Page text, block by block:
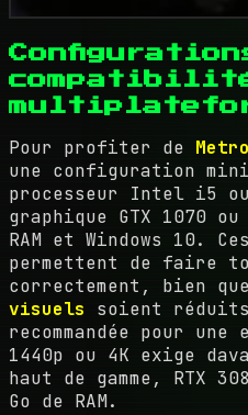
Pour profiter de
une configuration
processeur Intel i5 ou
graphique GTX 1070
RAM et Windows 10.
permettent de faire
correctement, bien
visuels soient
recommandée pour
1440p ou 4K exige
haut de gamme, RTX
Go de RAM.